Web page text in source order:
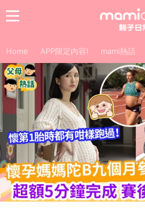
Home APP限定內容! mami熱話